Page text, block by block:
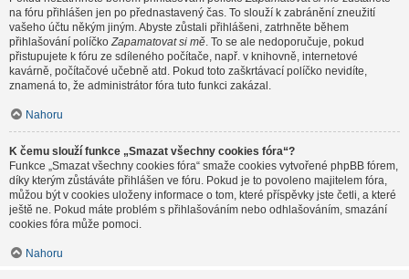
na fóru přihlášen jen po přednastavený čas. To slouží k zabránění zneužití
vašeho účtu někým jiným. Abyste zůstali přihlášeni, zatrhněte během
přihlašování políčkoZapamatovat si mě. To se ale nedoporučuje, pokud
přistupujete k fóru ze sdíleného počítače, např. v knihovně, internetové
kavárně, počítačové učebně atd. Pokud toto zaškrtávací políčko nevidíte,
znamená to, že administrátor fóra tuto funkci zakázal.
Nahoru
K čemu slouží funkce „Smazat všechny cookies fóra“?
Funkce „Smazat všechny cookies fóra“ smaže cookies vytvořené phpBB fórem,
díky kterým zůstáváte přihlášen ve fóru. Pokud je to povoleno majitelem fóra,
můžou být v cookies uloženy informace o tom, které příspěvky jste četli, a které
ještě ne. Pokud máte problém s přihlašováním nebo odhlašováním, smazání
cookies fóra může pomoci.
Nahoru